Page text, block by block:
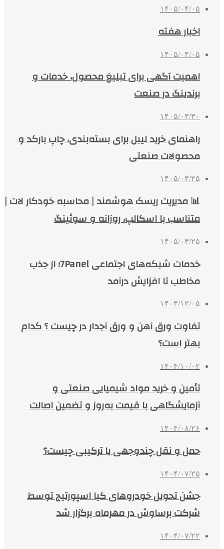
۱۴۰۵/۰۴/۰۵
اخبار هفته
۱۴۰۵/۰۴/۰۵
اهمیت آگهی برای تبلیغ محصول، خدمات و
برندینگ در صنعت
۱۴۰۵/۰۳/۳۰
راهنمای خرید لیبل برای بسته‌بندی، چاپ بارکد و
محصولات صنعتی
۱۴۰۵/۰۳/۲۵
📊 مدیریت ریسک هوشمند | محاسبه خودکار لات |
متناسب با اسکالپ، روزانه و سوئینگ
۱۴۰۵/۰۳/۲۵
خدمات شبکه‌های اجتماعی 7Panel؛ از جذب
مخاطب تا افزایش درآمد
۱۴۰۳/۱۲/۰۵
تفاوت ورق آهن و ورق آجدار در چیست ؟ کدام
بهتر است؟
۱۴۰۴/۱۰/۰۲
تأمین و خرید مواد شیمیایی صنعتی و
آزمایشگاهی با قیمت به‌روز و تضمین اصالت
۱۴۰۴/۰۸/۲۶
حمل و نقل چندوجهی یا ترکیبی چیست؟
۱۴۰۴/۰۷/۲۵
جشن تحویل خودروهای کیا اسپورتیج توسط
شرکت برساوش در مهرماه برگزار شد
۱۴۰۴/۰۷/۲۲